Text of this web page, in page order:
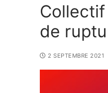
Collectif
de
2 SEPTEMBRE 2021